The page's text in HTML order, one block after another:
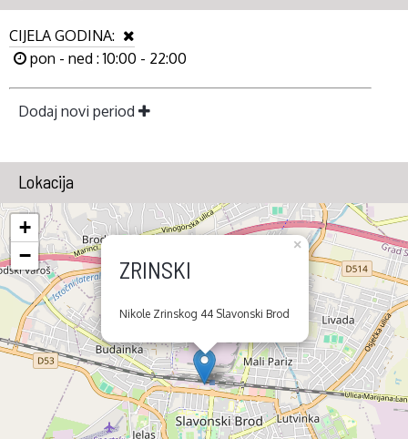
CIJELA GODINA:
pon - ned : 10:00 - 22:00
Dodaj novi period
Lokacija
ZRINSKI
Nikole Zrinskog 44 Slavonski Brod
×
+
−